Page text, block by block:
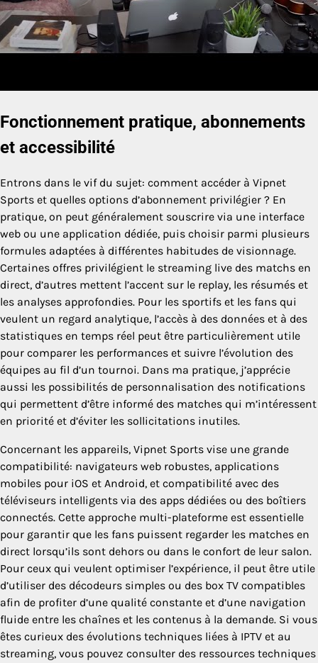
Fonctionnement pratique, abonnements
et accessibilité
Entrons dans le vif du sujet: comment accéder à Vipnet
Sports et quelles options d’abonnement privilégier ? En
pratique, on peut généralement souscrire via une interface
web ou une application dédiée, puis choisir parmi plusieurs
formules adaptées à différentes habitudes de visionnage.
Certaines offres privilégient le streaming live des matchs en
direct, d’autres mettent l’accent sur le replay, les résumés et
les analyses approfondies. Pour les sportifs et les fans qui
veulent un regard analytique, l’accès à des données et à des
statistiques en temps réel peut être particulièrement utile
pour comparer les performances et suivre l’évolution des
équipes au fil d’un tournoi. Dans ma pratique, j’apprécie
aussi les possibilités de personnalisation des notifications
qui permettent d’être informé des matches qui m’intéressent
en priorité et d’éviter les sollicitations inutiles.
Concernant les appareils, Vipnet Sports vise une grande
compatibilité: navigateurs web robustes, applications
mobiles pour iOS et Android, et compatibilité avec des
téléviseurs intelligents via des apps dédiées ou des boîtiers
connectés. Cette approche multi-plateforme est essentielle
pour garantir que les fans puissent regarder les matches en
direct lorsqu’ils sont dehors ou dans le confort de leur salon.
Pour ceux qui veulent optimiser l’expérience, il peut être utile
d’utiliser des décodeurs simples ou des box TV compatibles
afin de profiter d’une qualité constante et d’une navigation
fluide entre les chaînes et les contenus à la demande. Si vous
êtes curieux des évolutions techniques liées à IPTV et au
streaming, vous pouvez consulter des ressources techniques